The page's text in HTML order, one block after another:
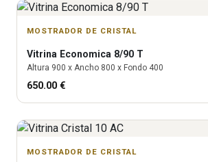
MOSTRADOR DE CRISTAL
Vitrina Economica 8/90 T
Altura 900 x Ancho 800 x Fondo 400
650.00 €
MOSTRADOR DE CRISTAL